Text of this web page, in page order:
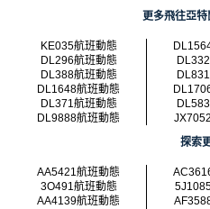
更多飛往亞
KE035航班動態
DL296航班動態
DL388航班動態
DL1648航班動態
DL371航班動態
DL9888航班動態
探索
AA5421航班動態
3O491航班動態
AA4139航班動態